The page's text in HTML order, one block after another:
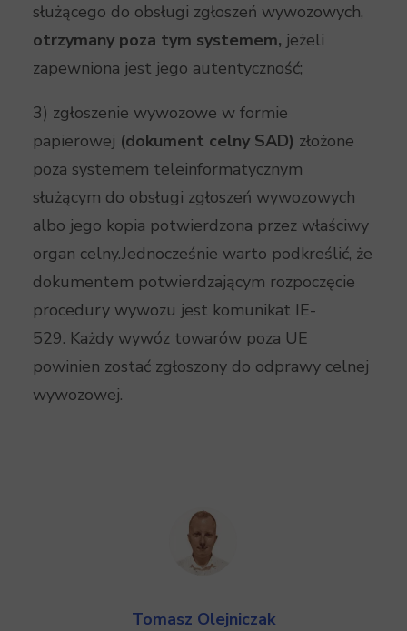
służącego do obsługi zgłoszeń wywozowych,
otrzymany poza tym systemem, jeżeli
zapewniona jest jego autentyczność;
3) zgłoszenie wywozowe w formie
papierowej (dokument celny SAD) złożone
poza systemem teleinformatycznym
służącym do obsługi zgłoszeń wywozowych
albo jego kopia potwierdzona przez właściwy
organ celny.Jednocześnie warto podkreślić, że
dokumentem potwierdzającym rozpoczęcie
procedury wywozu jest komunikat IE-
529. Każdy wywóz towarów poza UE
powinien zostać zgłoszony do odprawy celnej
wywozowej.
Tomasz Olejniczak